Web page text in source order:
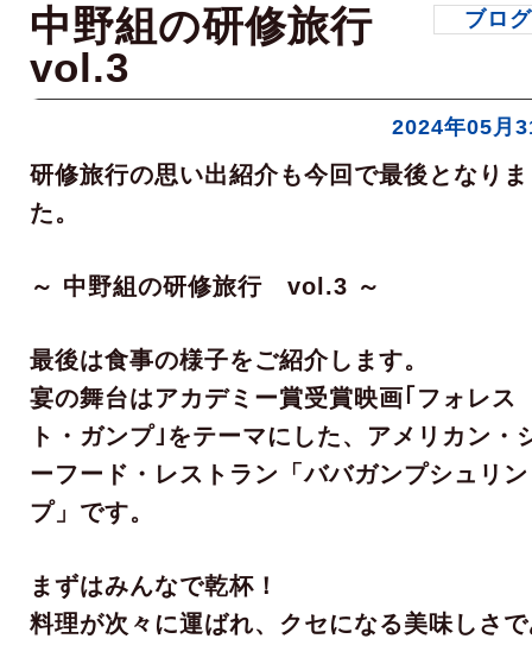
中野組の研修旅行
vol.3
ブログ
2024年05月
研修旅行の思い出紹介も今回で最後となり
た。
～ 中野組の研修旅行 vol.3 ～
最後は食事の様子をご紹介します。
宴の舞台はアカデミー賞受賞映画｢フォレス
ト・ガンプ｣をテーマにした、アメリカン・
ーフード・レストラン「ババガンプシュリン
プ」です。
まずはみんなで乾杯！
料理が次々に運ばれ、クセになる美味しさ